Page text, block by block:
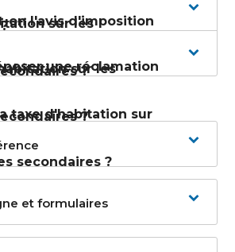
sur les
?
on l'avis d'imposition
sur les
?
une réclamation
taxe d'habitation sur
secondaires ?
et formulaires